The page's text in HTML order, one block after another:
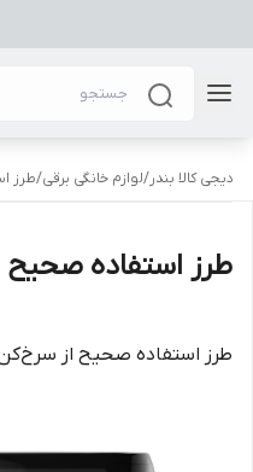
دیجی کالا بندر/لوازم خانگی برقی/طرز
طرز استفاده
طرز استفاده صحیح از